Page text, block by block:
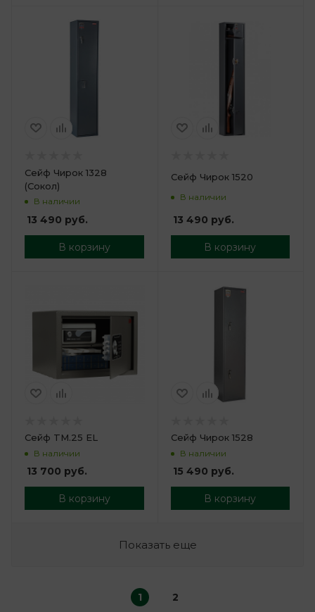
Сейф Чирок 1328
(Сокол)
В наличии
13 490 руб.
В корзину
Сейф Чирок 1520
В наличии
13 490 руб.
В корзину
Сейф TM.25 EL
В наличии
13 700 руб.
В корзину
Сейф Чирок 1528
В наличии
15 490 руб.
В корзину
Показать еще
1 2